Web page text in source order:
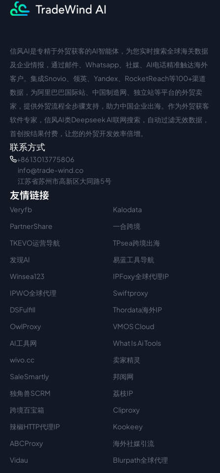
中文入口
信风AI是专精于外贸获客的AI智能体，为您实时搜索全球海关数据
及企业情报，通过邮件、Whatsapp、社媒、AI电话精准触达海外
客户。集成Snovio、领英、Yandex、RocketReach等100+渠道
数据，为阿里巴巴国际站、中国制造网、独立站等平台的外贸卖
家，提供外贸流程全步骤支持，助力中国企业出海。作为外贸获客
软件专家，信风AI类Deepseek AI联网搜索，自动过滤无效数据，
首创按结果付费，让您的外贸开发效率倍增。
联系方式
+86 13013775806
info@trade-wind.co
江苏省苏州市高新区大同路5号
友情链接
Veryfb
Kalodata
PartnerShare
一合跨境
TKEVO运营导航
TPsea跨境出海
发现AI
易蓝工具导航
Winsea123
IPFoxy全球代理IP
IPWO全球代理
Swiftproxy
DSFulfill
Thordata海外IP
OwlProxy
VMOS Cloud
AI工具网
What Is Ai Tools
wivo.cc
卖家精灵
SaleSmartly
邦阅网
独角兽SCRM
荔枝IP
跨境百宝箱
Cliproxy
辣椒HTTP代理IP
Kookeey
ABCProxy
海外社媒引流
Vidau
Blurpath全球代理